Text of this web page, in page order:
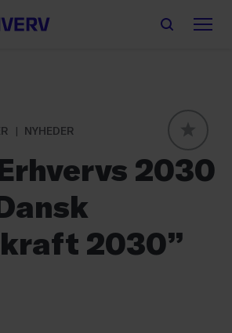
NYHEDER
2030
2030”